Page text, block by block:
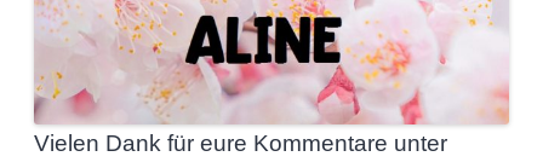
Vielen Dank für eure Kommentare unter